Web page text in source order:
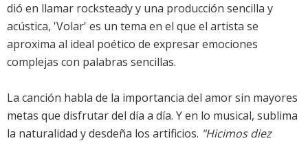
dió en llamar rocksteady y una producción sencilla y
acústica, 'Volar' es un tema en el que el artista se
aproxima al ideal poético de expresar emociones
complejas con palabras sencillas.
La canción habla de la importancia del amor sin mayores
metas que disfrutar del día a día. Y en lo musical, sublima
la naturalidad y desdeña los artificios. "Hicimos diez